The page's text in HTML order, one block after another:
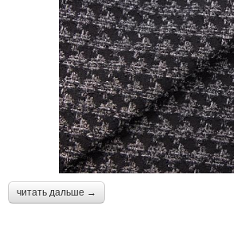
читать дальше →